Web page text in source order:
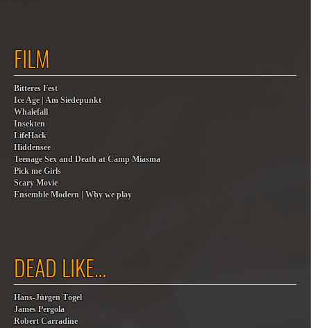
FILM
Bitteres Fest
Ice Age | Am Siedepunkt
Whalefall
Insekten
LifeHack
Hiddensee
Teenage Sex and Death at Camp Miasma
Pick me Girls
Scary Movie
Ensemble Modern | Why we play
DEAD LIKE…
Hans-Jürgen Tögel
James Pergola
Robert Carradine